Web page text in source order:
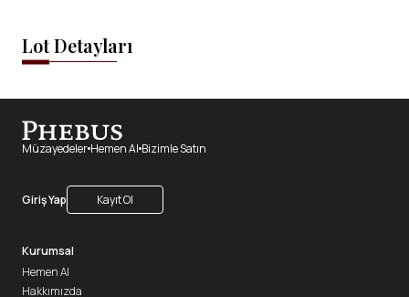
Lot Detayları
Müzayedeler Hemen Al Bizimle Satın
Giriş Yap Kayıt Ol
Kurumsal
Hemen Al
Hakkımızda